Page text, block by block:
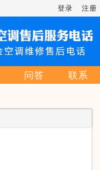
登录 注册
问答 联系